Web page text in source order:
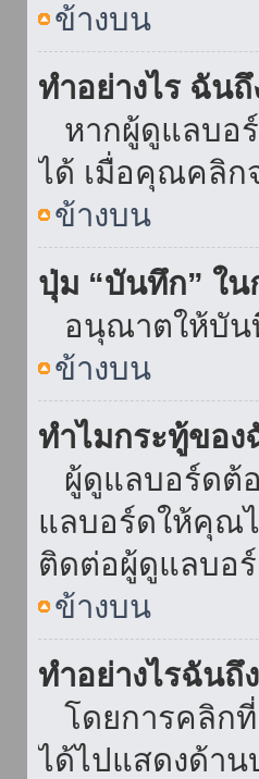
ข้างบน
ทำอย่างไร ฉัน
หากผู้ดูแลบอ
ได้ เมื่อคุณคลิก
ข้างบน
ปุ่ม “บันทึก” ใน
อนุณาตให้บัน
ข้างบน
ทำไมกระทู้ขอ
ผู้ดูแลบอร์ดต้
แลบอร์ดให้คุณ
ติดต่อผู้ดูแลบอ
ข้างบน
ทำอย่างไรฉันถึ
โดยการคลิกที่
ได้ไปแสดงด้า